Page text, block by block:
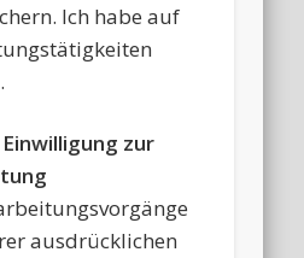
Ich habe auf
zur
ausdrücklichen